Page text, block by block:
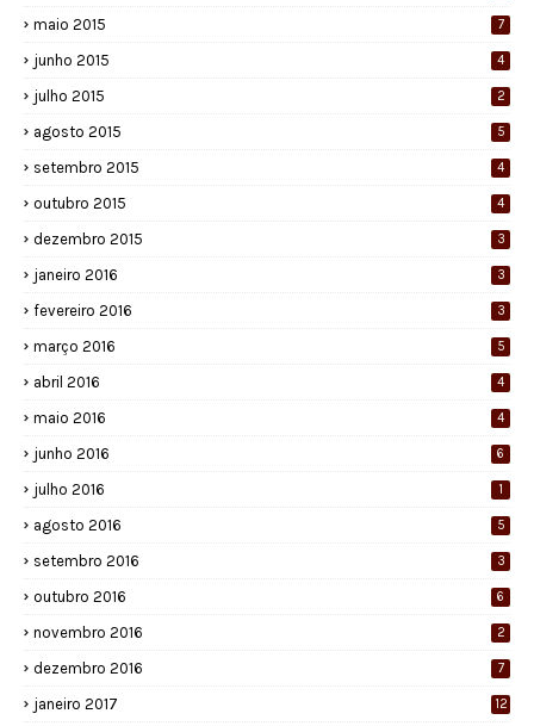
maio 2015 7
junho 2015 4
julho 2015 2
agosto 2015 5
setembro 2015 4
outubro 2015 4
dezembro 2015 3
janeiro 2016 3
fevereiro 2016 3
março 2016 5
abril 2016 4
maio 2016 4
junho 2016 6
julho 2016 1
agosto 2016 5
setembro 2016 3
outubro 2016 6
novembro 2016 2
dezembro 2016 7
janeiro 2017 12